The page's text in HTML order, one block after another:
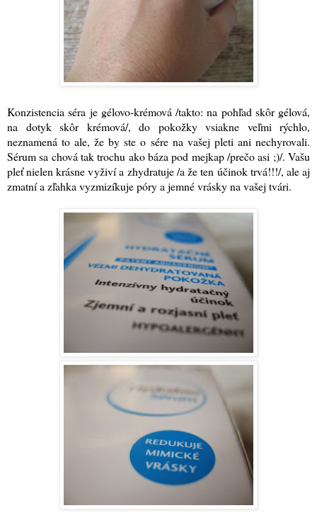
Konzistencia séra je gélovo-krémová /takto: na pohľad skôr gélová,
na dotyk skôr krémová/, do pokožky vsiakne veľmi rýchlo,
neznamená to ale, že by ste o sére na vašej pleti ani nechyrovali.
Sérum sa chová tak trochu ako báza pod mejkap /prečo asi ;)/. Vašu
pleť nielen krásne vyživí a zhydratuje /a že ten účinok trvá!!!/, ale aj
zmatní a zľahka vyzmizíkuje póry a jemné vrásky na vašej tvári.